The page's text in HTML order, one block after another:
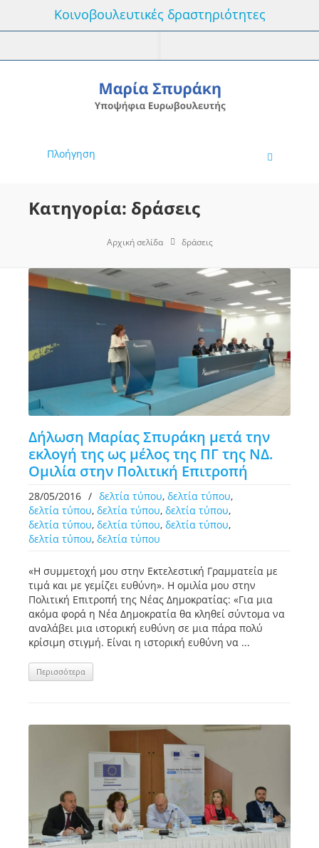
Κοινοβουλευτικές δραστηριότητες
Πλοήγηση
Κατηγορία: δράσεις
Αρχική σελίδα δράσεις
Δήλωση Μαρίας Σπυράκη μετά την
εκλογή της ως μέλος της ΠΓ της ΝΔ.
Ομιλία στην Πολιτική Επιτροπή
28/05/2016 / δελτία τύπου, δελτία τύπου,
δελτία τύπου, δελτία τύπου, δελτία τύπου,
δελτία τύπου, δελτία τύπου, δελτία τύπου,
δελτία τύπου, δελτία τύπου
«Η συμμετοχή μου στην Εκτελεστική Γραμματεία με
τιμά και με γεμίζει ευθύνη». Η ομιλία μου στην
Πολιτική Επιτροπή της Νέας Δημοκρατίας: «Για μια
ακόμα φορά η Νέα Δημοκρατία θα κληθεί σύντομα να
αναλάβει μια ιστορική ευθύνη σε μια πάρα πολύ
κρίσιμη στιγμή. Είναι η ιστορική ευθύνη να ...
Περισσότερα